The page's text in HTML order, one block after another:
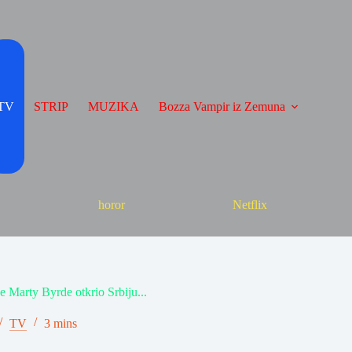
STRIP MUZIKA Bozza Vampir iz Zemuna
horor Netflix
Marty Byrde otkrio Srbiju...
TV 3 mins